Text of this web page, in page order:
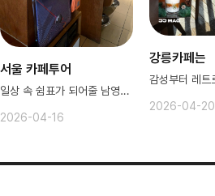
서울 카페투어
일상 속 쉼표가 되어줄 남영역 카페
2026-04-16
강릉카페는
2026-04-20